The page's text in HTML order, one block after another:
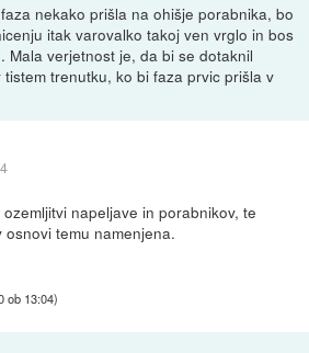
nekako prišla na ohišje porabnika, bo
itak varovalko takoj ven vrglo in bos
Mala verjetnost je, da bi se dotaknil
trenutku, ko bi faza prvic prišla v
napeljave in porabnikov, te
temu namenjena.
ob 13:04)